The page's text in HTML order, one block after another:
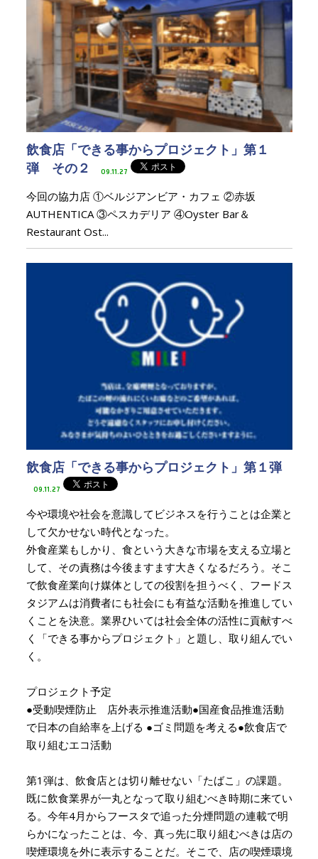
飲食店「できる事からプロジェクト」第１
弾 その２
09.11.27
今回の協力店 ①ベルジアンビア・カフェ ②赤坂
AUTHENTICA ③ペスカデリア ④Oyster Bar＆
Restaurant Ost...
飲食店「できる事からプロジェクト」第１弾
09.11.27
今や環境や社会を意識してビジネスを行うことは企業と
して欠かせない時代となった。
外食産業もしかり、食という大きな市場を支える立場と
して、その責務は今後ますます大きくなるだろう。そこ
で飲食産業向け媒体としての役割を担うべく、フードス
タジアムは消費者にも社会にも有益な活動を推進してい
くことを決意。業界ひいては社会全体の活性に貢献すべ
く「できる事からプロジェクト」と題し、取り組んでい
く。
プロジェクト予定
●受動喫煙防止 店外表示推進活動●国産食品推進活動
で日本の自給率を上げる ●ゴミ問題を考える●飲食店で
取り組むエコ活動
第1弾は、飲食店とは切り離せない「たばこ」の課題。
既に飲食業界が一丸となって取り組むべき時期に来てい
る。今年4月からフースタで追った分煙問題の連載で明
らかになったことは、今、真っ先に取り組むべきは店の
喫煙環境を外に表示することだ。そこで、店の喫煙環境